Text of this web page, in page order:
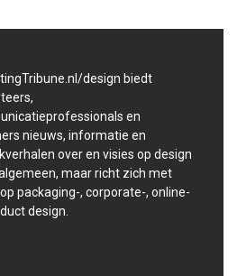
design biedt
en
nieuws, informatie en
over en visies op design
maar richt zich met
packaging-, corporate-, online-
design.